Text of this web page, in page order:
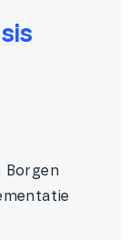
Borgen